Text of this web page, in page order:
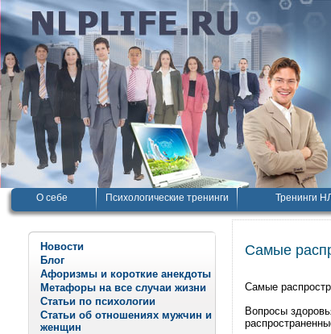
О себе Психологические тренинги Тренинги
Новости
Блог
Афоризмы и короткие анекдоты
Метафоры на все случаи жизни
Статьи по психологии
Статьи об отношениях мужчин и
женщин
Самые
Самые
Вопросы